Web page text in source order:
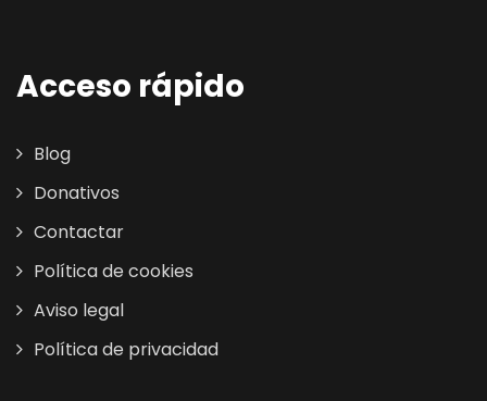
Acceso rápido
Blog
Donativos
Contactar
Política de cookies
Aviso legal
Política de privacidad